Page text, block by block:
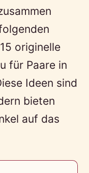
originelle
für Paare in
Ideen sind
bieten
auf das